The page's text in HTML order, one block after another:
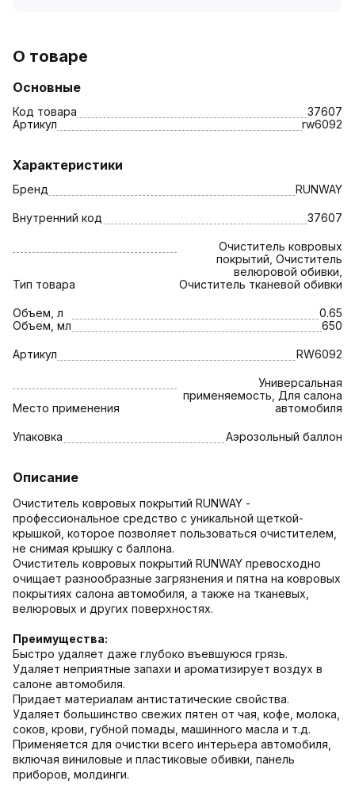
О товаре
Основные
Код товара
37607
Артикул
rw6092
Характеристики
Бренд RUNWAY
Внутренний код 37607
Тип товара
Очиститель ковровых
покрытий, Очиститель
велюровой обивки,
Очиститель тканевой обивки
Объем, л
0.65
Объем, мл
650
Артикул RW6092
Место применения
Универсальная
применяемость, Для салона
автомобиля
Упаковка Аэрозольный баллон
Описание
Очиститель ковровых покрытий RUNWAY -
профессиональное средство с уникальной щеткой-
крышкой, которое позволяет пользоваться очистителем,
не снимая крышку с баллона.
Очиститель ковровых покрытий RUNWAY превосходно
очищает разнообразные загрязнения и пятна на ковровых
покрытиях салона автомобиля, а также на тканевых,
велюровых и других поверхностях.
Преимущества:
Быстро удаляет даже глубоко въевшуюся грязь.
Удаляет неприятные запахи и ароматизирует воздух в
салоне автомобиля.
Придает материалам антистатические свойства.
Удаляет большинство свежих пятен от чая, кофе, молока,
соков, крови, губной помады, машинного масла и т.д.
Применяется для очистки всего интерьера автомобиля,
включая виниловые и пластиковые обивки, панель
приборов, молдинги.